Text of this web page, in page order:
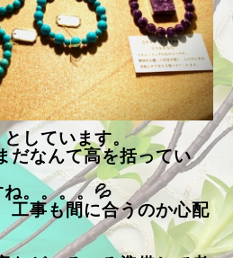
しています。
だなんて高を括ってい
。。。。💦
工事も間に合うのか心配